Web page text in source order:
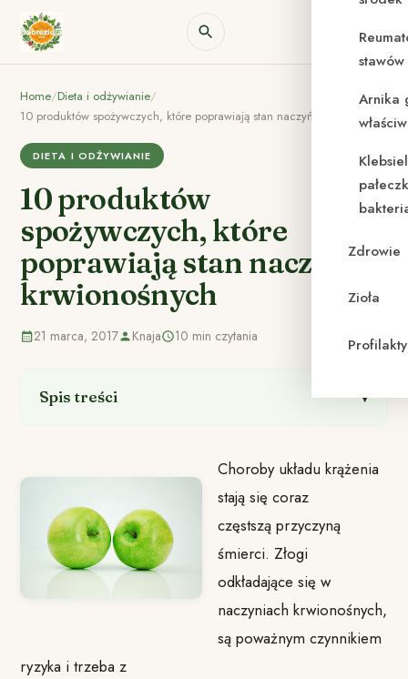
Arnika
Zdrowie
Zioła
Home/Dieta i odżywianie/
10 produktów spożywczych, które poprawiają stan naczyń krwionośnych
DIETA I ODŻYWIANIE
10 produktów
spożywczych, które
poprawiają stan naczyń
krwionośnych
21 marca, 2017 Knaja 10 min czytania
Spis treści
Choroby układu krążenia
stają się coraz
częstszą przyczyną
śmierci. Złogi
odkładające się w
naczyniach krwionośnych,
są poważnym czynnikiem
ryzyka i trzeba z